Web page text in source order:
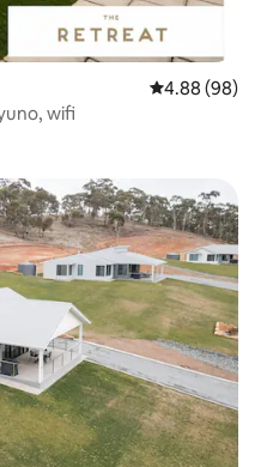
Calificación
4.88 (98)
wifi